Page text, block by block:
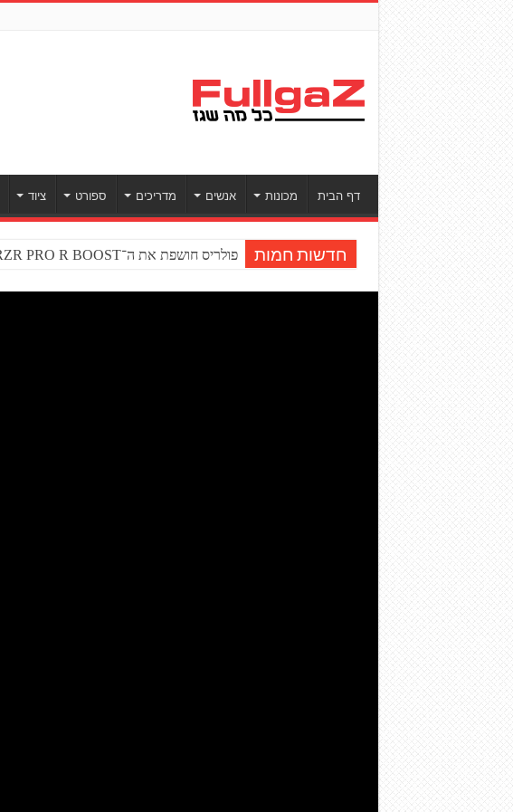
דף הבית מכונות אנשים מדריכים ספורט ציוד
חדשות חמות פולריס חושפת את ה־RZR PRO R BOOST טורבו